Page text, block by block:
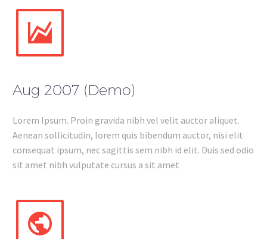


Aug 2007 (Demo)
Lorem Ipsum. Proin gravida nibh vel velit auctor aliquet.
Aenean sollicitudin, lorem quis bibendum auctor, nisi elit
consequat ipsum, nec sagittis sem nibh id elit. Duis sed odio
sit amet nibh vulputate cursus a sit amet

